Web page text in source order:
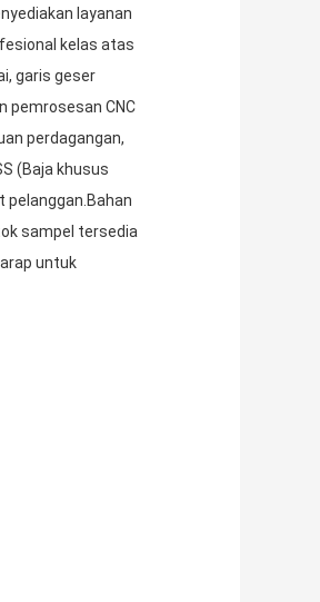
layanan
kelas atas
garis geser
pemrosesan CNC
perdagangan,
(Baja khusus
sampel tersedia
untuk